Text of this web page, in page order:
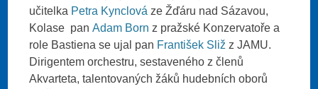
učitelka Petra Kynclová ze Žďáru nad Sázavou,
Kolase panAdam Born z pražské Konzervatoře a
role Bastiena se ujal pan František Sliž z JAMU.
Dirigentem orchestru, sestaveného z členů
Akvarteta, talentovaných žáků hudebních oborů